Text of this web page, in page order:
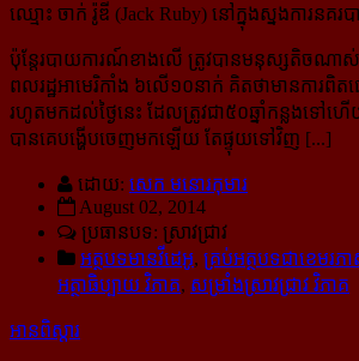
ឈ្មោះ ចាក់ រ៉ូឌី (Jack Ruby) នៅក្នុងស្នងការនគរ
ប៉ុន្តែ​របាយការណ៍ខាងលើ ត្រូវបានមនុស្សតិចណាស់
ពលរដ្ឋអាមេរិកាំង ៦លើ១០នាក់ គិតថា​មាន​ការពិត
រហូតមក​ដល់​ថ្ងៃនេះ ដែលត្រូវជា៥០ឆ្នាំកន្លងទៅ
បាន​គេ​បង្ហើប​ចេញ​មកឡើយ តែផ្ទុយទៅវិញ [...]
ដោយ: សេក មនោរកុមារ
August 02, 2014
ប្រធានបទ: ស្រាវជ្រាវ
អត្ថបទមានវីដេអូ, គ្រប់អត្ថបទជាខេមរភា
អត្ថាធិប្បាយ វិភាគ, សម្រាំងស្រាវជ្រាវ វិភាគ
អានពិស្ដារ